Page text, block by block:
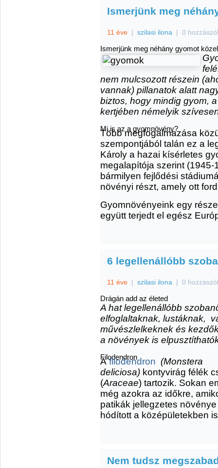
Ismerjünk meg
11 éve | szilasi ilona | 0
Ismerjünk meg néhány gyomot
nem mulcsozott részein
vannak) pillanatok alatt
biztos, hogy mindig gyom,
kertjében némelyik
Mi is az a gyomnövény?
Több megfogalmazása
szempontjából talán ez a
Károly a hazai kísérletes
megalapítója szerint
bármilyen fejlődési
növényi részt, amely ott
Gyomnövényeink egy
együtt terjedt el egész
6 legellenállóbb
11 éve | szilasi ilona | 0
Drágán add az életed
A hat legellenállóbb
elfoglaltaknak, lustáknak,
művészlelkeknek és
a növények is
Filodendron
Afilodendron (Monstera
deliciosa) kontyvirág félék
(Araceae) tartozik. Sokan
még azokra az időkre,
patikák jellegzetes
hódított a középületekben
Nem tudsz